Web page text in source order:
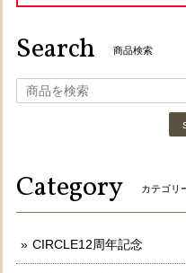
Search 商品検索
Category カテゴリ
CIRCLE12周年記念